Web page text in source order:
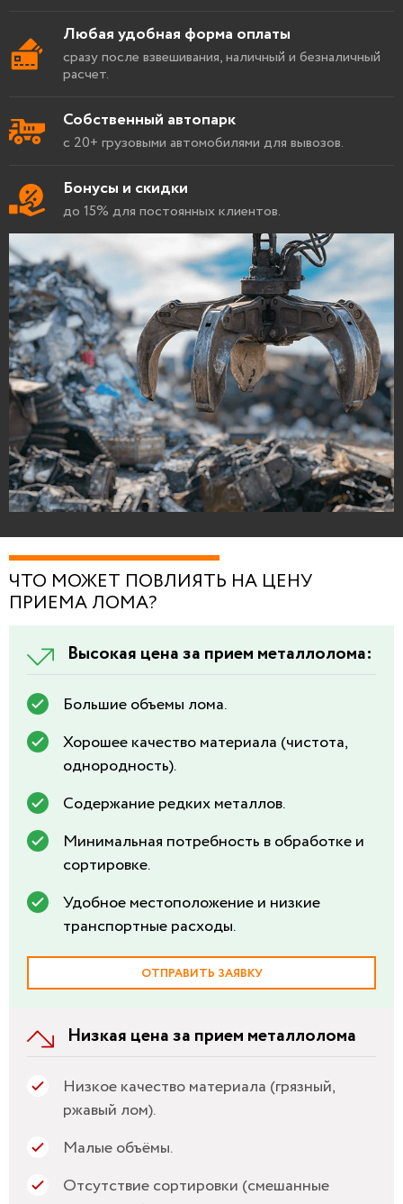
Любая удобная форма оплаты
сразу после взвешивания, наличный и безналичный
расчет.
Собственный автопарк
с 20+ грузовыми автомобилями для вывозов.
Бонусы и скидки
до 15% для постоянных клиентов.
ЧТО МОЖЕТ ПОВЛИЯТЬ НА ЦЕНУ
ПРИЕМА ЛОМА?
Высокая цена за прием металлолома:
Большие объемы лома.
Хорошее качество материала (чистота,
однородность).
Содержание редких металлов.
Минимальная потребность в обработке и
сортировке.
Удобное местоположение и низкие
транспортные расходы.
ОТПРАВИТЬ ЗАЯВКУ
Низкая цена за прием металлолома
Низкое качество материала (грязный,
ржавый лом).
Малые объёмы.
Отсутствие сортировки (смешанные